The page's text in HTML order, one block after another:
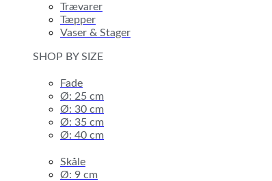
Trævarer
Tæpper
Vaser & Stager
SHOP BY SIZE
Fade
Ø: 25 cm
Ø: 30 cm
Ø: 35 cm
Ø: 40 cm
Skåle
Ø: 9 cm